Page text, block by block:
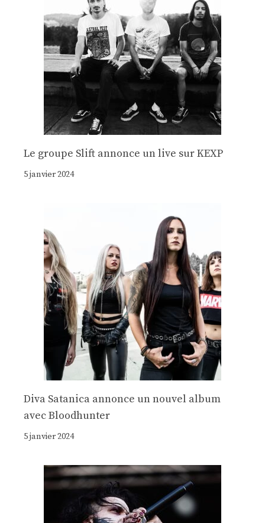
Le groupe Slift annonce un live sur KEXP
5 janvier 2024
Diva Satanica annonce un nouvel album
avec Bloodhunter
5 janvier 2024